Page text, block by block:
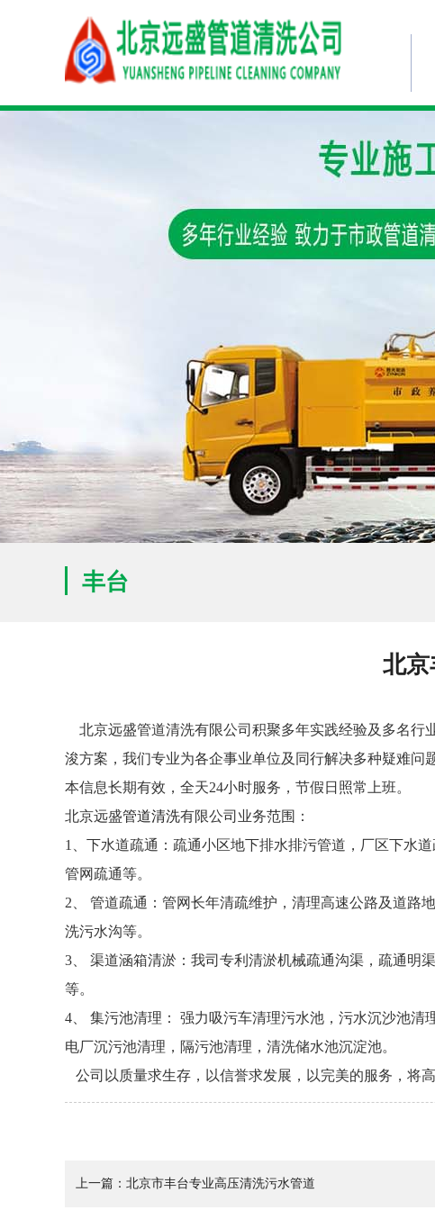
丰台
北
北京远盛管道清洗有限公司积聚多年实践经验及多名行
浚方案，我们专业为各企事业单位及同行解决多种疑难问
本信息长期有效，全天24小时服务，节假日照常上班。
北京远盛管道清洗有限公司业务范围：
1、下水道疏通：疏通小区地下排水排污管道，厂区下水
管网疏通等。
2、 管道疏通：管网长年清疏维护，清理高速公路及道路
洗污水沟等。
3、 渠道涵箱清淤：我司专利清淤机械疏通沟渠，疏通明
等。
4、 集污池清理： 强力吸污车清理污水池，污水沉沙池
电厂沉污池清理，隔污池清理，清洗储水池沉淀池。
公司以质量求生存，以信誉求发展，以完美的服务，将
上一篇： 北京市丰台专业高压清洗污水管道